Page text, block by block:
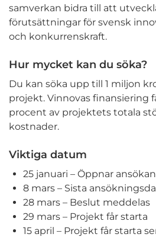
samverkan bidra till att
förutsättningar för svensk
och konkurrenskraft.
Hur mycket kan du söka?
Du kan söka upp till 1 miljon
projekt. Vinnovas finansiering
procent av projektets totala
kostnader.
Viktiga datum
25 januari – Öppnar ansökan
8 mars – Sista
28 mars – Beslut meddelas
29 mars – Projekt får starta
15 april – Projekt får starta